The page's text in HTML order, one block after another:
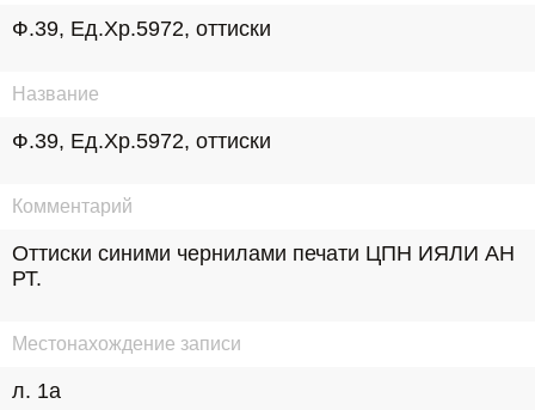
Ф.39, Ед.Хр.5972, оттиски
Название
Ф.39, Ед.Хр.5972, оттиски
Комментарий
Оттиски синими чернилами печати ЦПН ИЯЛИ АН
РТ.
Местонахождение записи
л. 1а